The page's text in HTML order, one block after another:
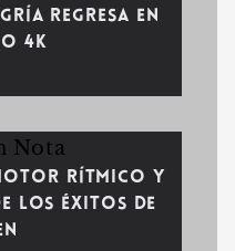
regresa en
4K
rítmico y
los éxitos de